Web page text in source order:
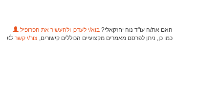
האם את/ה עו"ד נוה יחזקאלי? בוא/י לעדכן ולהעשיר את הפרופיל
כמו כן, ניתן לפרסם מאמרים מקצועיים הכוללים קישורים, צור/י קשר